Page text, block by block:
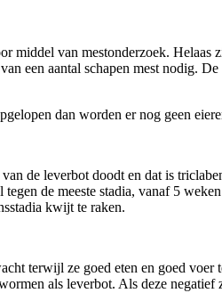
middel van mestonderzoek.
een aantal schapen mest nodig.
dan worden er nog geen
de leverbot doodt en dat is
de meeste stadia, vanaf 5
kwijt te raken.
terwijl ze goed eten en goed
als leverbot. Als deze